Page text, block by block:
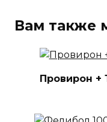
Вам также
Провирон +